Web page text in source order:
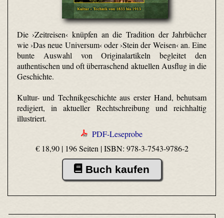
Die ›Zeitreisen‹ knüpfen an die Tradition der Jahrbücher
wie ›Das neue Universum‹ oder ›Stein der Weisen‹ an. Eine
bunte Auswahl von Originalartikeln begleitet den
authentischen und oft überraschend aktuellen Ausflug in die
Geschichte.
Kultur- und Technikgeschichte aus erster Hand, behutsam
redigiert, in aktueller Rechtschreibung und reichhaltig
illustriert.
PDF-Leseprobe
€ 18,90 | 196 Seiten |ISBN: 978-3-7543-9786-2
Buch kaufen